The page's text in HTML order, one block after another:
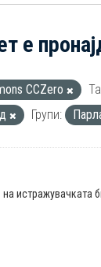
е
CCZero
Групи:
истражувачката